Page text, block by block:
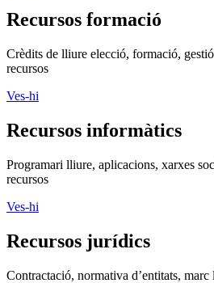
Recursos formació
Crèdits de lliure elecció, formació,
recursos
Ves-hi
Recursos informàtics
Programari lliure, aplicacions, xarxes
recursos
Ves-hi
Recursos jurídics
Contractació, normativa d’entitats, marc